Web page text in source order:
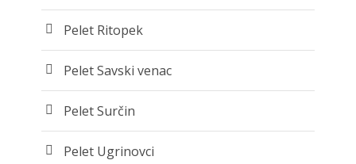
Pelet Ritopek
Pelet Savski venac
Pelet Surčin
Pelet Ugrinovci